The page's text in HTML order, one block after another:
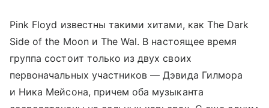
Pink Floyd известны такими хитами, как The Dark
Side of the Moon и The Wal. В настоящее время
группа состоит только из двух своих
первоначальных участников — Дэвида Гилмора
и Ника Мейсона, причем оба музыканта